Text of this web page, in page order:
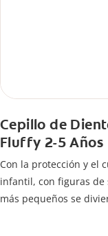
Cepillo de
Fluffy 2-5 Años
Con la protección y el
infantil, con figuras de
más pequeños se